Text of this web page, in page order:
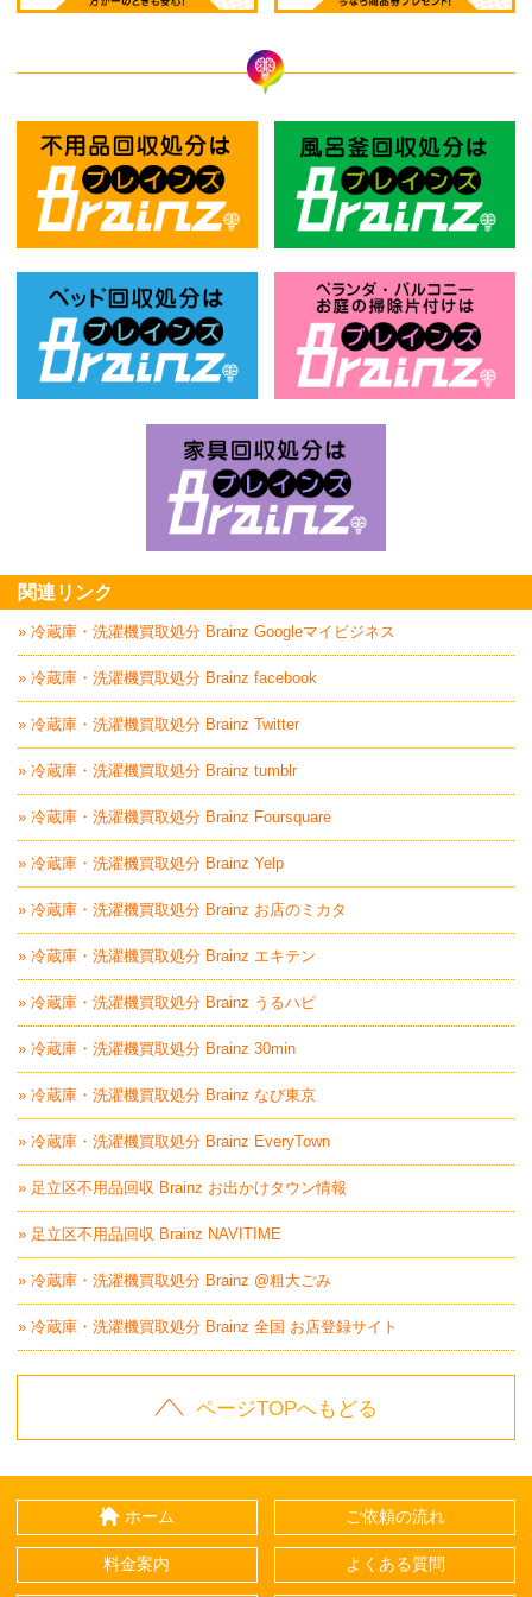
関連リンク
» 冷蔵庫・洗濯機買取処分 Brainz Googleマイビジネス
» 冷蔵庫・洗濯機買取処分 Brainz facebook
» 冷蔵庫・洗濯機買取処分 Brainz Twitter
» 冷蔵庫・洗濯機買取処分 Brainz tumblr
» 冷蔵庫・洗濯機買取処分 Brainz Foursquare
» 冷蔵庫・洗濯機買取処分 Brainz Yelp
» 冷蔵庫・洗濯機買取処分 Brainz お店のミカタ
» 冷蔵庫・洗濯機買取処分 Brainz エキテン
» 冷蔵庫・洗濯機買取処分 Brainz うるハピ
» 冷蔵庫・洗濯機買取処分 Brainz 30min
» 冷蔵庫・洗濯機買取処分 Brainz なび東京
» 冷蔵庫・洗濯機買取処分 Brainz EveryTown
» 足立区不用品回収 Brainz お出かけタウン情報
» 足立区不用品回収 Brainz NAVITIME
» 冷蔵庫・洗濯機買取処分 Brainz @粗大ごみ
» 冷蔵庫・洗濯機買取処分 Brainz 全国 お店登録サイト
ページTOPへもどる
ホーム ご依頼の流れ
料金案内 よくある質問